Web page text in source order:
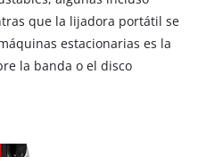
que la lijadora portátil se
estacionarias es la
la banda o el disco